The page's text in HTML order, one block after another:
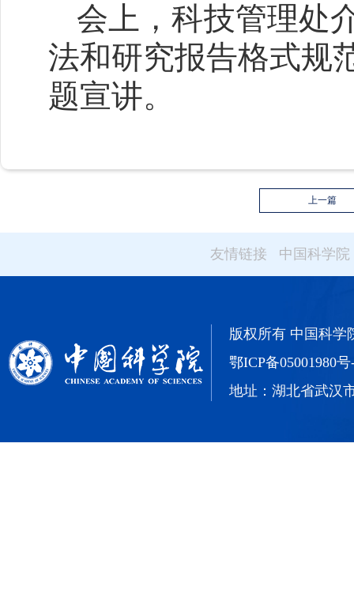
会上，科技管理处
法和研究报告格式规
题宣讲。
上一篇
友情链接 中国科学院
版权所有 中国科学
鄂ICP备05001980号
地址：湖北省武汉